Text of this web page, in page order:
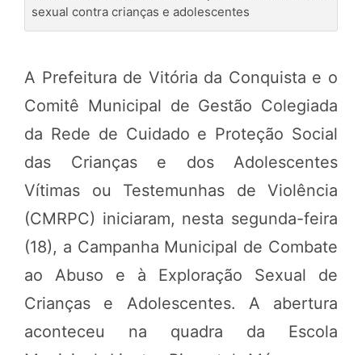
sexual contra crianças e adolescentes
A Prefeitura de Vitória da Conquista e o
Comitê Municipal de Gestão Colegiada
da Rede de Cuidado e Proteção Social
das Crianças e dos Adolescentes
Vítimas ou Testemunhas de Violência
(CMRPC) iniciaram, nesta segunda-feira
(18), a Campanha Municipal de Combate
ao Abuso e à Exploração Sexual de
Crianças e Adolescentes. A abertura
aconteceu na quadra da Escola